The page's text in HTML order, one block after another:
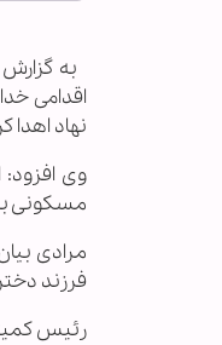
به
نهاد اهدا
وی
مسکونی
مرادی
فرزند
رئیس